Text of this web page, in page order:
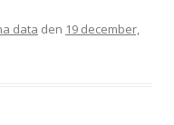
data den 19 december,